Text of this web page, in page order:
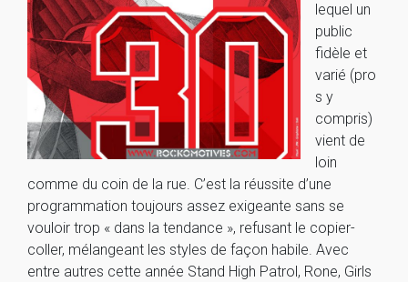
lequel un
public
fidèle et
varié (pro
s y
compris)
vient de
loin
comme du coin de la rue. C’est la réussite d’une
programmation toujours assez exigeante sans se
vouloir trop « dans la tendance », refusant le copier-
coller, mélangeant les styles de façon habile. Avec
entre autres cette année Stand High Patrol, Rone, Girls